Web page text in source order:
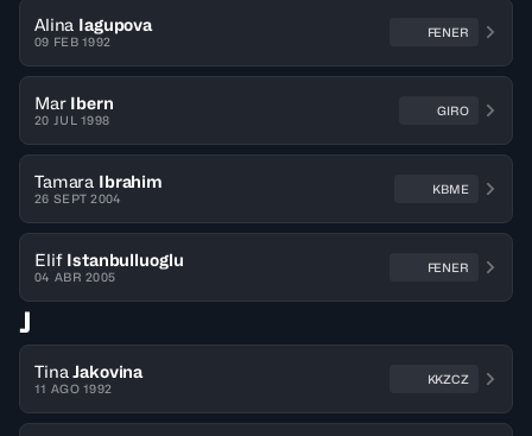
Alina Iagupova
09 FEB 1992
FENER
Mar Ibern
20 JUL 1998
GIRO
Tamara Ibrahim
26 SEPT 2004
KBME
Elif Istanbulluoglu
04 ABR 2005
FENER
J
Tina Jakovina
11 AGO 1992
KKZCZ